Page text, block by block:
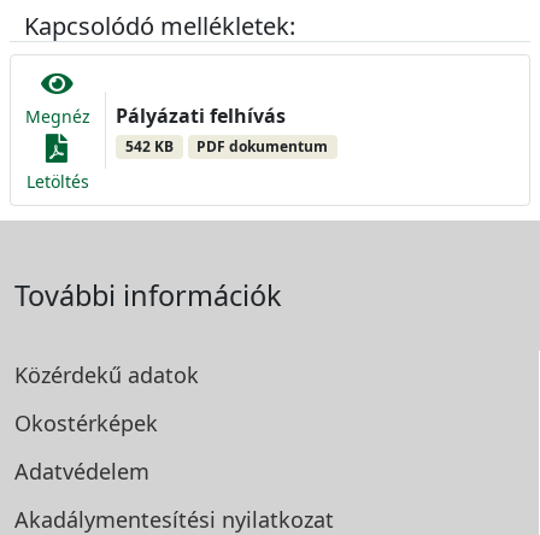
Kapcsolódó mellékletek:
Megnéz
Letöltés
Pályázati felhívás
542 KB PDF dokumentum
További információk
Közérdekű adatok
Okostérképek
Adatvédelem
Akadálymentesítési nyilatkozat